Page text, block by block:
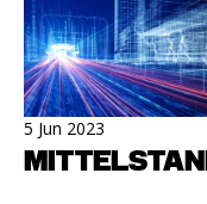
5 Jun 2023